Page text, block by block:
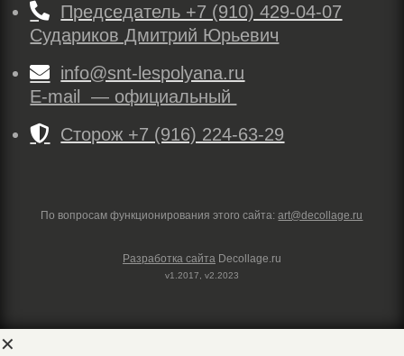
 Председатель +7 (910) 429-04-07
Судариков Дмитрий Юрьевич
 info@snt-lespolyana.ru
E-mail — официальный

Сторож +7 (916) 224-63-29
По вопросам функционирования этого сайта:art@decollage.ru
Разработка сайтаDecollage.ru
v1.2017, v2.2023
✕